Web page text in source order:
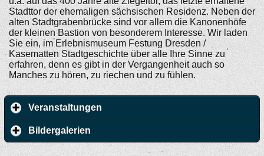
Stadttor der ehemaligen sächsischen Residenz. Neben der
alten Stadtgrabenbrücke sind vor allem die Kanonenhöfe
der kleinen Bastion von besonderem Interesse. Wir laden
Sie ein, im Erlebnismuseum Festung Dresden /
Kasematten Stadtgeschichte über alle Ihre Sinne zu
erfahren, denn es gibt in der Vergangenheit auch so
Manches zu hören, zu riechen und zu fühlen.
Veranstaltungen
Bildergalerien